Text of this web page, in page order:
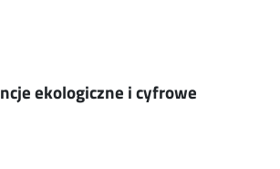
ekologiczne i cyfrowe